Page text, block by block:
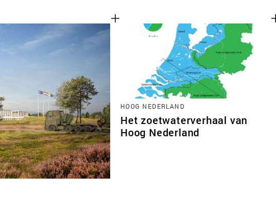
HOOG NEDERLAND
Het zoetwaterverhaal van
Hoog Nederland